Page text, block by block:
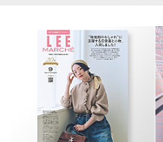
ブランド
コート
サイズ